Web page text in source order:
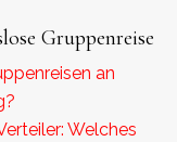
Gruppenreise
an
Welches